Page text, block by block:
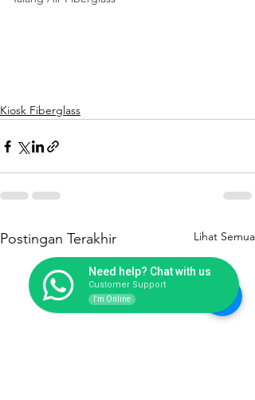
Kiosk Fiberglass
Postingan Terakhir Lihat Semua
Need help? Chat with us
Customer Support
I'm Online